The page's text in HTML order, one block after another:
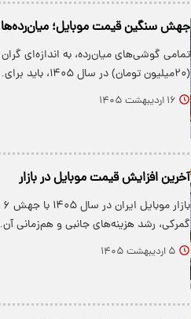
جهش سنگین قیمت موبایل؛
تمامی گوشی‌های میان‌رده، به اندازه‌ای
(۲۰میلیون تومان) در سال ۱۴۰۵، باید برای…
۱۶ اردیبهشت ۱۴۰۵
آخرین افزایش قیمت موبایل در بازار
گمرکی، رشد هزینه‌های جانبی و هم‌زمانی
۵ اردیبهشت ۱۴۰۵